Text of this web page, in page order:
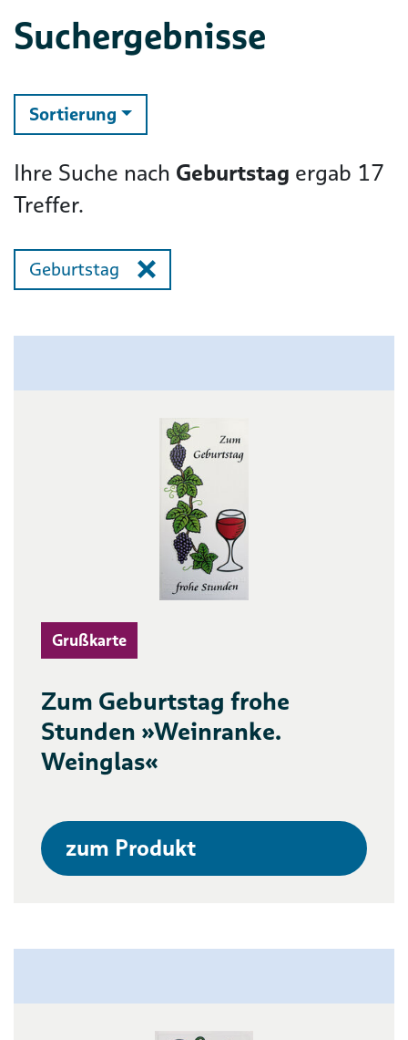
Suchergebnisse
Sortierung ändern
Ihre Suche nach Geburtstag ergab 17
Treffer.
Geburtstag
Grußkarte
Zum Geburtstag frohe
Stunden »Weinranke.
Weinglas«
zum Produkt